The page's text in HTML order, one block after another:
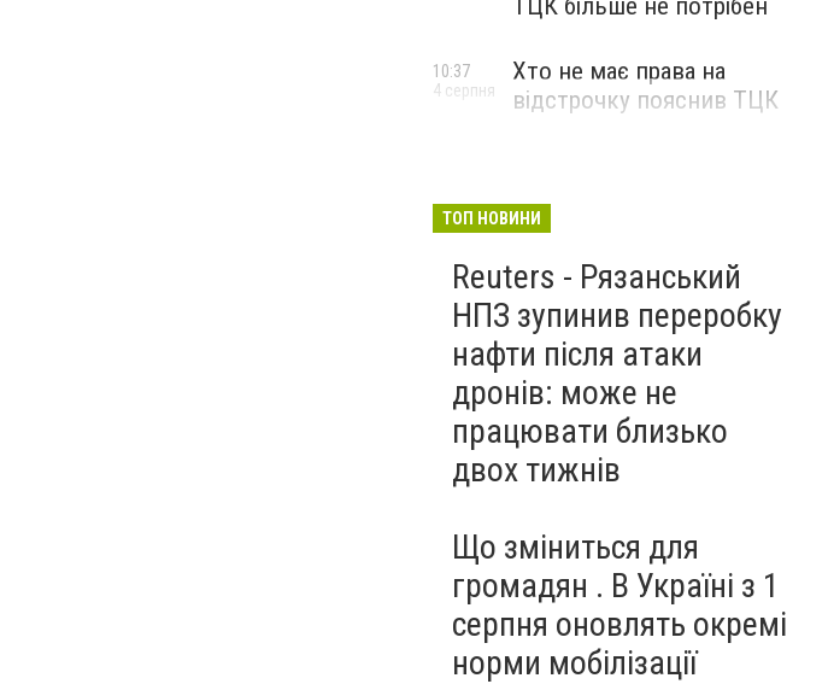
ТЦК більше не потрібен
Хто не має права на
відстрочку пояснив ТЦК
10:37
4 серпня
ТОП НОВИНИ
Reuters - Рязанський
НПЗ зупинив переробку
нафти після атаки
дронів: може не
працювати близько
двох тижнів
Що зміниться для
громадян . В Україні з 1
серпня оновлять окремі
норми мобілізації